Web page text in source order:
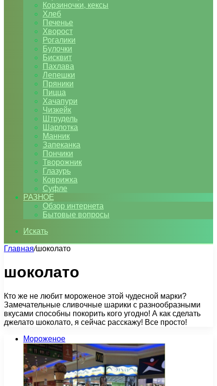
Корзиночки, кексы
Хлеб
Печенье
Хворост
Рогалики
Булочки
Бисквит
Пахлава
Лепешки
Пряники
Пицца
Хачапури
Чизкейк
Штрудель
Шарлотка
Манник
Запеканка
Пончики
Творожник
Глазурь
Коврижка
Суфле
РАЗНОЕ
Обзор интернета
Бытовые вопросы
Искать
Главная/шоколато
шоколато
Кто же не любит мороженое этой чудесной марки?
Замечательные сливочные шарики с разнообразными
вкусами способны покорить кого угодно! А как сделать
джелато шоколато, я сейчас расскажу! Все просто!
Мороженое